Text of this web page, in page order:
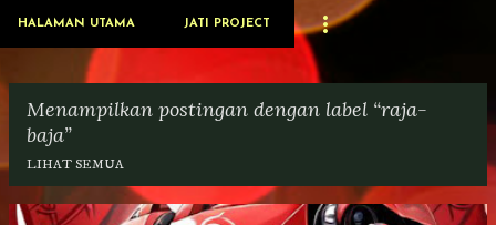
HALAMAN UTAMA JATI PROJECT
Menampilkan postingan dengan label raja-
baja
LIHAT SEMUA